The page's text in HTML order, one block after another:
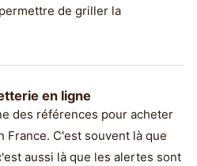
de griller la
en ligne
des références pour acheter
France. C'est souvent là que
aussi là que les alertes sont